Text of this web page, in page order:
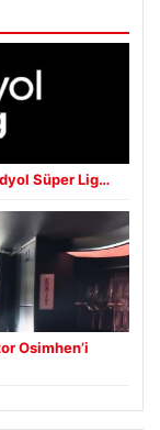
Süper Lig…
Osimhen’i